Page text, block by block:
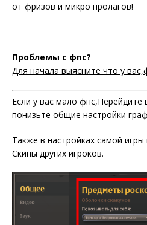
от фризов и микро пролагов!
Проблемы с фпс?
Для начала выясните что у
Если у вас мало фпс,Перейдите
понизьте общие настройки
Также в настройках самой
Скины других игроков.